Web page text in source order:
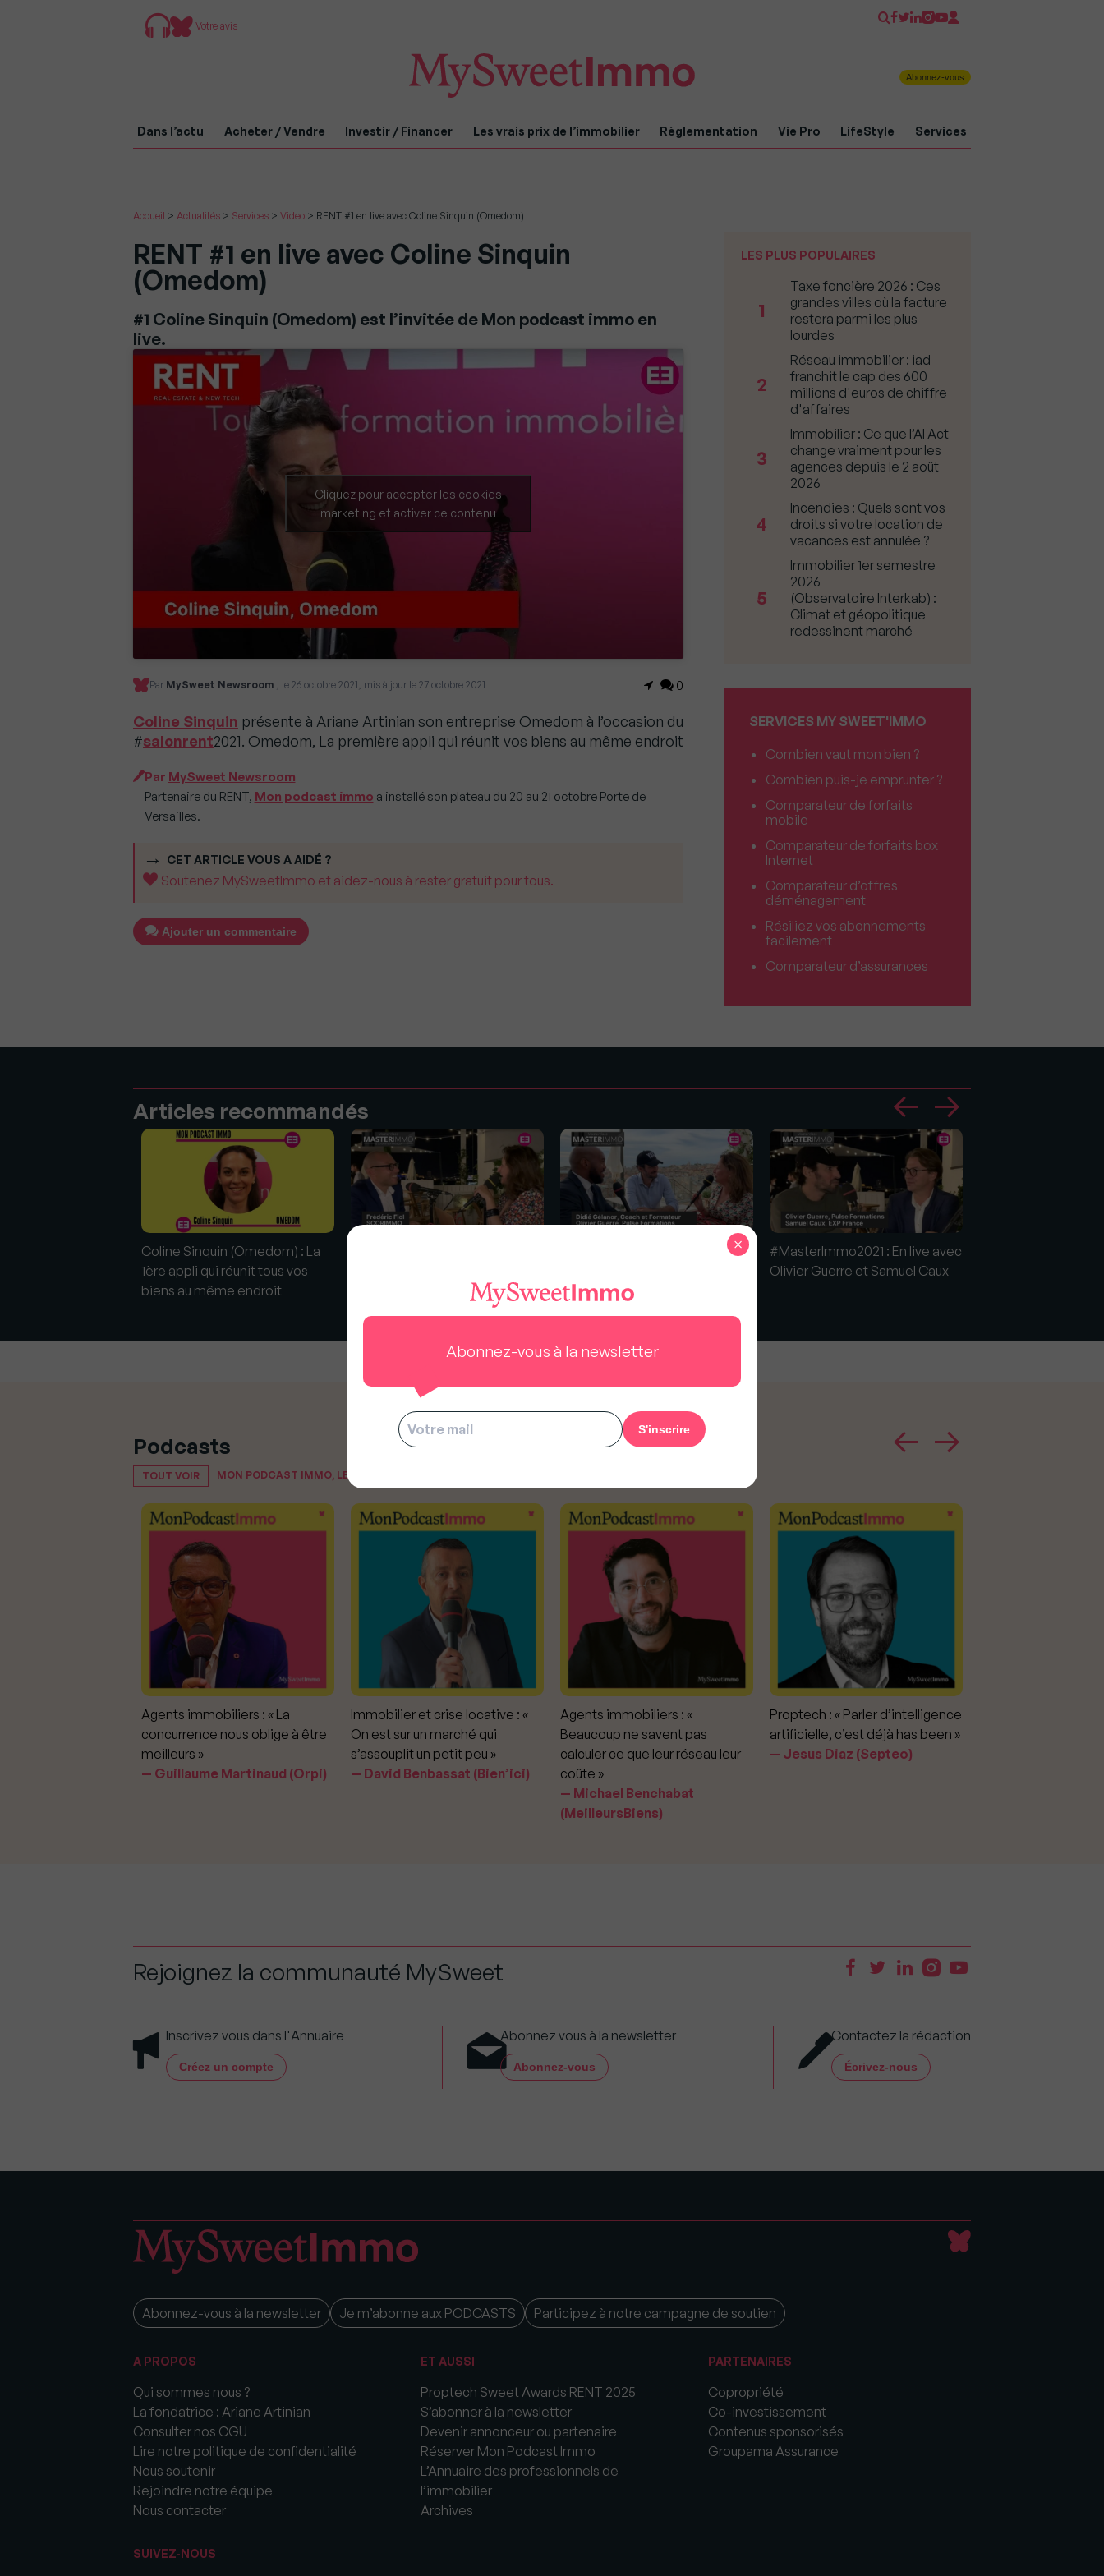
Votre avis
Abonnez-vous
Dans l’actu Acheter / Vendre Investir / Financer Les vrais prix de l’immobilier Règlementation Vie Pro LifeStyle Services
Accueil > Actualités > Services > Video > RENT #1 en live avec Coline Sinquin (Omedom)
RENT #1 en live avec Coline Sinquin
(Omedom)
#1 Coline Sinquin (Omedom) est l’invitée de Mon podcast immo en
live.
Cliquez pour accepter les cookies
marketing et activer ce contenu
Par MySweet Newsroom , le 26 octobre 2021, mis à jour le 27 octobre 2021 0
Coline Sinquin présente à Ariane Artinian son entreprise Omedom à l’occasion du
#salonrent2021. Omedom, La première appli qui réunit vos biens au même endroit
Par MySweet Newsroom
Partenaire du RENT, Mon podcast immo a installé son plateau du 20 au 21 octobre Porte de
Versailles.
CET ARTICLE VOUS A AIDÉ ?
Soutenez MySweetImmo et aidez-nous à rester gratuit pour tous.
Ajouter un commentaire
LES PLUS POPULAIRES
1
Taxe foncière 2026 : Ces
grandes villes où la facture
restera parmi les plus
lourdes
2
Réseau immobilier : iad
franchit le cap des 600
millions d'euros de chiffre
d'affaires
3
Immobilier : Ce que l’AI Act
change vraiment pour les
agences depuis le 2 août
2026
4
Incendies : Quels sont vos
droits si votre location de
vacances est annulée ?
5
Immobilier 1er semestre
2026
(Observatoire Interkab) :
Climat et géopolitique
redessinent marché
SERVICES MY SWEET'IMMO
Combien vaut mon bien ?
Combien puis-je emprunter ?
Comparateur de forfaits
mobile
Comparateur de forfaits box
Internet
Comparateur d’offres
déménagement
Résiliez vos abonnements
facilement
Comparateur d’assurances
Articles recommandés
Coline Sinquin (Omedom) : La
1ère appli qui réunit tous vos
biens au même endroit
#MasterImmo2021 : En live avec
#MasterImmo2021 : En live avec
Olivier Guerre et Samuel Caux
Podcasts
TOUT VOIR MON PODCAST IMMO, LE PODCAST IMMOBILIER DE MYSWEETIMMO
Agents immobiliers : « La
concurrence nous oblige à être
meilleurs »
Guillaume Martinaud (Orpi)
Immobilier et crise locative : «
On est sur un marché qui
s’assouplit un petit peu »
David Benbassat (Bien’ici)
Agents immobiliers : «
Beaucoup ne savent pas
calculer ce que leur réseau leur
coûte »
Michael Benchabat
(MeilleursBiens)
Proptech : « Parler d’intelligence
artificielle, c’est déjà has been »
Jesus Diaz (Septeo)
Rejoignez la communauté MySweet
Inscrivez vous dans l'Annuaire
Créez un compte
Abonnez vous à la newsletter
Abonnez-vous
Contactez la rédaction
Écrivez-nous
Abonnez-vous à la newsletter Je m’abonne aux PODCASTS Participez à notre campagne de soutien
A PROPOS
Qui sommes nous ?
La fondatrice : Ariane Artinian
Consulter nos CGU
Lire notre politique de confidentialité
Nous soutenir
Rejoindre notre équipe
Nous contacter
ET AUSSI
Proptech Sweet Awards RENT 2025
S’abonner à la newsletter
Devenir annonceur ou partenaire
Réserver Mon Podcast Immo
L’Annuaire des professionnels de
l’immobilier
Archives
PARTENAIRES
Copropriété
Co-investissement
Contenus sponsorisés
Groupama Assurance
SUIVEZ-NOUS
Abonnez-vous à la newsletter
×